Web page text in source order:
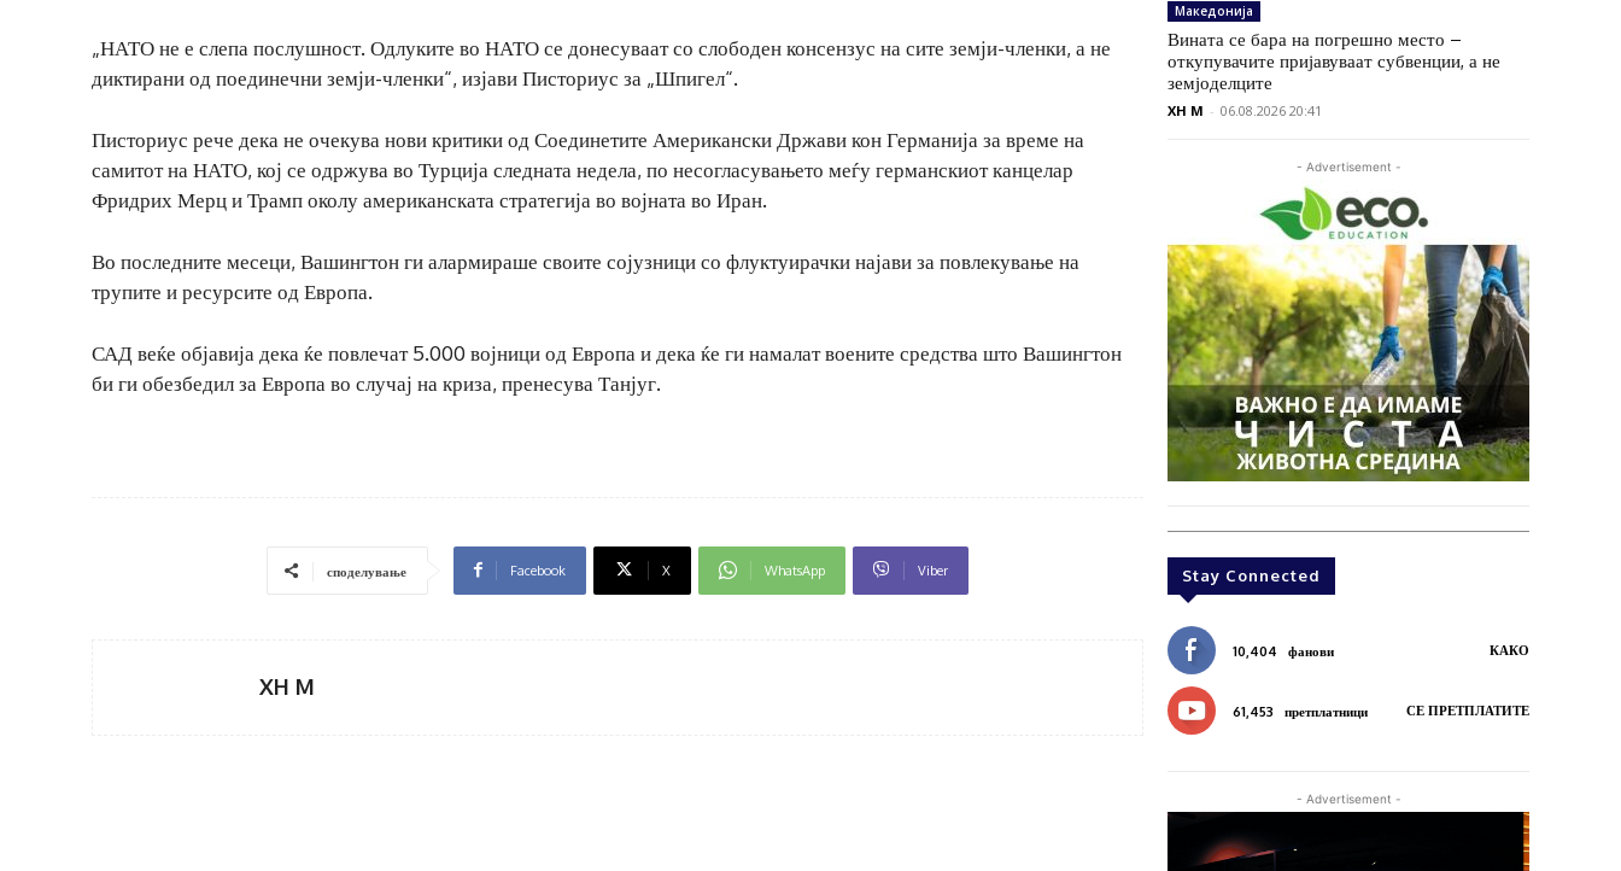
„НАТО не е слепа послушност. Одлуките во НАТО се донесуваат со слободен консензус на сите земји-членки, а не
диктирани од поединечни земји-членки“, изјави Писториус за „Шпигел“.
Писториус рече дека не очекува нови критики од Соединетите Американски Држави кон Германија за време на
самитот на НАТО, кој се одржува во Турција следната недела, по несогласувањето меѓу германскиот канцелар
Фридрих Мерц и Трамп околу американската стратегија во војната во Иран.
Во последните месеци, Вашингтон ги алармираше своите сојузници со флуктуирачки најави за повлекување на
трупите и ресурсите од Европа.
САД веќе објавија дека ќе повлечат 5.000 војници од Европа и дека ќе ги намалат воените средства што Вашингтон
би ги обезбедил за Европа во случај на криза, пренесува Танјуг.
споделување Facebook X WhatsApp Viber
XH M
Македонија
Вината се бара на погрешно место –
откупувачите пријавуваат субвенции, а не
земјоделците
XH M - 06.08.2026 20:41
- Advertisement -
Stay Connected
10,404 фанови КАКО
61,453 претплатници СЕ ПРЕТПЛАТИТЕ
- Advertisement -